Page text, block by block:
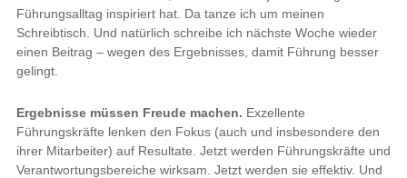
Führungsalltag inspiriert hat. Da tanze ich um meinen
Schreibtisch. Und natürlich schreibe ich nächste Woche wieder
einen Beitrag – wegen des Ergebnisses, damit Führung besser
gelingt.
Ergebnisse müssen Freude machen. Exzellente
Führungskräfte lenken den Fokus (auch und insbesondere den
ihrer Mitarbeiter) auf Resultate. Jetzt werden Führungskräfte und
Verantwortungsbereiche wirksam. Jetzt werden sie effektiv. Und